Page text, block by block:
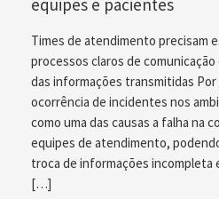
equipes e pacientes
Times de atendimento precisam
processos claros de
das informações transmitidas Por
ocorrência de incidentes nos
como uma das causas a falha na
equipes de atendimento,
troca de informações incompleta
[…]